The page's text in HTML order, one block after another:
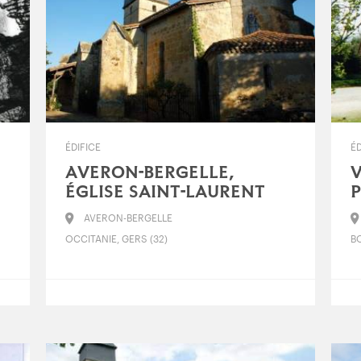
ÉDIFICE
AVERON-BERGELLE,
ÉGLISE SAINT-LAURENT
AVERON-BERGELLE
OCCITANIE, GERS (32)